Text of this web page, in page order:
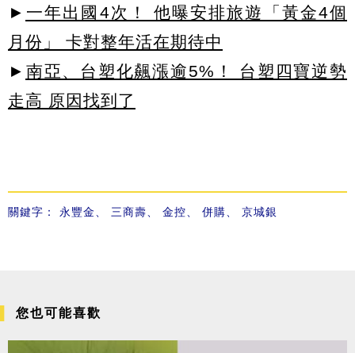
► 一年出國4次！ 他曝安排旅遊「黃金4個
月份」 卡對整年活在期待中
► 南亞、台塑化飆漲逾5%！ 台塑四寶逆勢
走高 原因找到了
關鍵字： 永豐金、 三商壽、 金控、 併購、 京城銀
您也可能喜歡